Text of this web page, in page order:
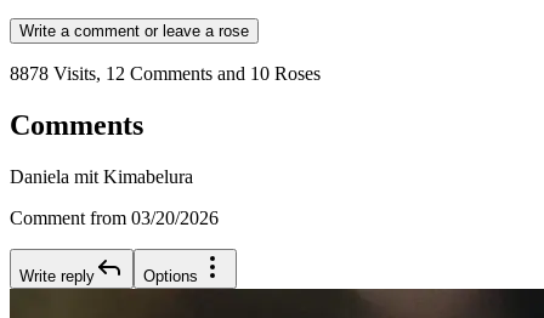
Write a comment or leave a rose
8878 Visits, 12 Comments and 10 Roses
Comments
Daniela mit Kimabelura
Comment from 03/20/2026
Write reply Options